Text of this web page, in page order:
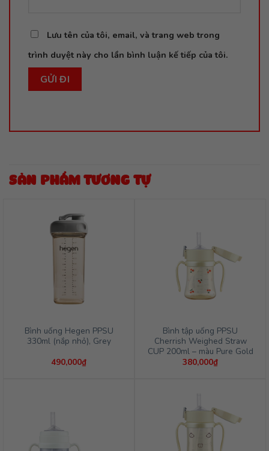
Lưu tên của tôi, email, và trang web trong
trình duyệt này cho lần bình luận kế tiếp của tôi.
SẢN PHẨM TƯƠNG TỰ
Bình uống Hegen PPSU
330ml (nắp nhỏ), Grey
490,000₫
Bình tập uống PPSU
Cherrish Weighed Straw
CUP 200ml – màu Pure Gold
380,000₫